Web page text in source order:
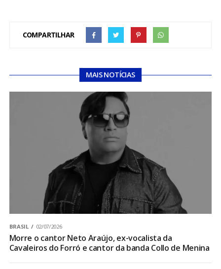
COMPARTILHAR
MAIS NOTÍCIAS
BRASIL 02/07/2026
Morre o cantor Neto Araújo, ex-vocalista da
Cavaleiros do Forró e cantor da banda Collo de Menina